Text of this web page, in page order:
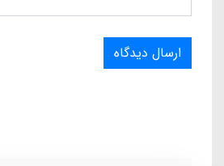
ارسال دیدگاه